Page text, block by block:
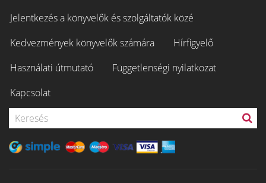
Jelentkezés a könyvelők és szolgáltatók közé
Kedvezmények könyvelők számára
Hírfigyelő
Használati útmutató
Függetlenségi nyilatkozat
Kapcsolat